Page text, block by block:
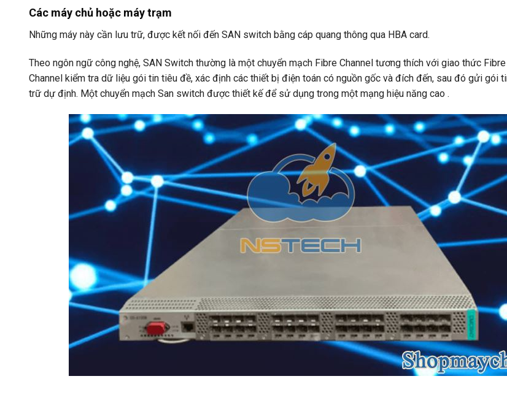
Các máy chủ hoặc máy trạm
Những máy này cần lưu trữ, được kết nối đến SAN switch bằng cáp quang thông qua HBA card.
Theo ngôn ngữ công nghệ, SAN Switch thường là một chuyển mạch Fibre Channel tương thích với giao thức Fibre
Channel kiểm tra dữ liệu gói tin tiêu đề, xác định các thiết bị điện toán có nguồn gốc và đích đến, sau đó gửi gói
trữ dự định. Một chuyển mạch San switch được thiết kế để sử dụng trong một mạng hiệu năng cao .